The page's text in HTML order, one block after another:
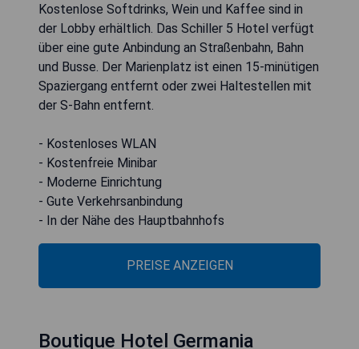
Kostenlose Softdrinks, Wein und Kaffee sind in
der Lobby erhältlich. Das Schiller 5 Hotel verfügt
über eine gute Anbindung an Straßenbahn, Bahn
und Busse. Der Marienplatz ist einen 15-minütigen
Spaziergang entfernt oder zwei Haltestellen mit
der S-Bahn entfernt.
- Kostenloses WLAN
- Kostenfreie Minibar
- Moderne Einrichtung
- Gute Verkehrsanbindung
- In der Nähe des Hauptbahnhofs
PREISE ANZEIGEN
Boutique Hotel Germania